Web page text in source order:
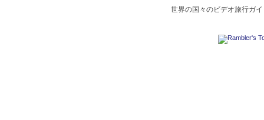
世界の国々のビデオ旅行ガ